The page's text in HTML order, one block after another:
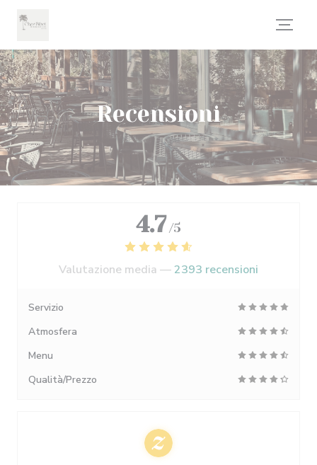
Recensioni
4.7 /5
Valutazione media —2393 recensioni
Servizio
Atmosfera
Menu
Qualità/Prezzo